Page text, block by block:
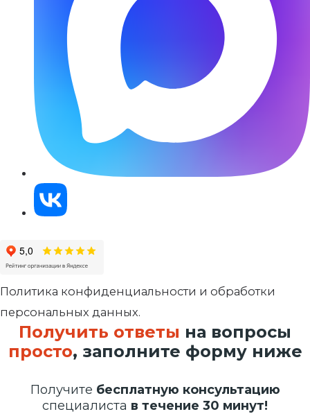
Политика конфиденциальности и обработки
персональных данных.
Получить ответы на вопросы
просто, заполните форму ниже
Получите бесплатную консультацию
специалиста в течение 30 минут!